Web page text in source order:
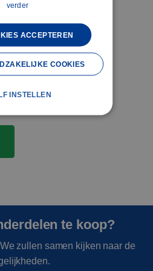
te koop?
zullen samen kijken naar de
verder
ACCEPTEREN
COOKIES
INSTELLEN